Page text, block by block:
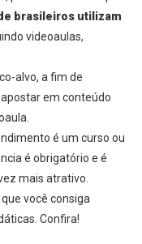
brasileiros utilizam
videoaulas,
alvo, a fim de
em conteúdo
é um curso ou
é obrigatório e é
mais atrativo.
você consiga
Confira!